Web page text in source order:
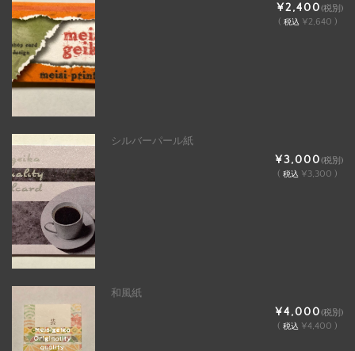
¥2,400(税別)
( 税込 ¥2,640 )
シルバーパール紙
¥3,000(税別)
( 税込 ¥3,300 )
和風紙
¥4,000(税別)
( 税込 ¥4,400 )